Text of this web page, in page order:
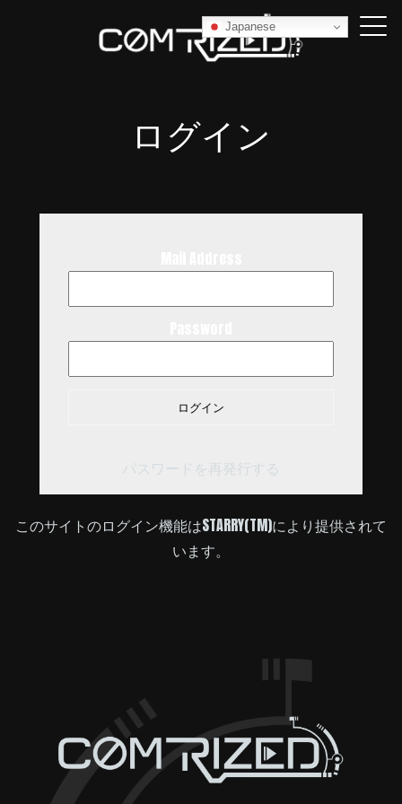
ログイン
ログイン
パスワードを再発行する
このサイトのログイン機能はSTARRY(TM)により提供されて
います。
Japanese